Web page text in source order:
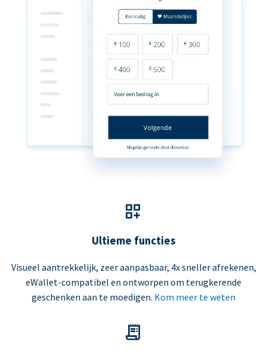
Ultieme functies
Visueel aantrekkelijk, zeer aanpasbaar, 4x sneller afrekenen,
eWallet-compatibel en ontworpen om terugkerende
geschenken aan te moedigen. Kom meer te weten